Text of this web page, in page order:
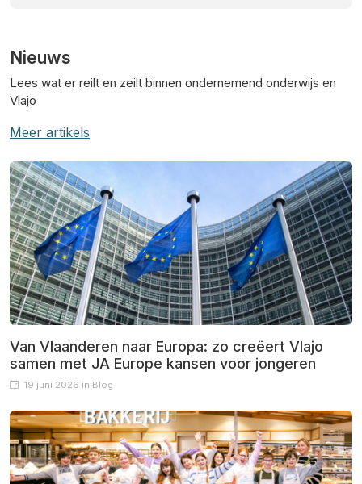
Nieuws
Lees wat er reilt en zeilt binnen ondernemend onderwijs en
Vlajo
Meer artikels
Van Vlaanderen naar Europa: zo creëert Vlajo
samen met JA Europe kansen voor jongeren
19 juni 2026 in Blog